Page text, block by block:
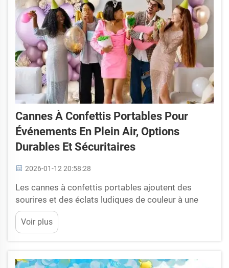
Cannes À Confettis Portables Pour
Événements En Plein Air, Options
Durables Et Sécuritaires
2026-01-12 20:58:28
Les cannes à confettis portables ajoutent des
sourires et des éclats ludiques de couleur à une
réunion ; chaque jour mérite d'être célébré ! Yiwu
Shineparty propose plusieurs de ces outils
amusants conçus pour résister aux conditions
Voir plus